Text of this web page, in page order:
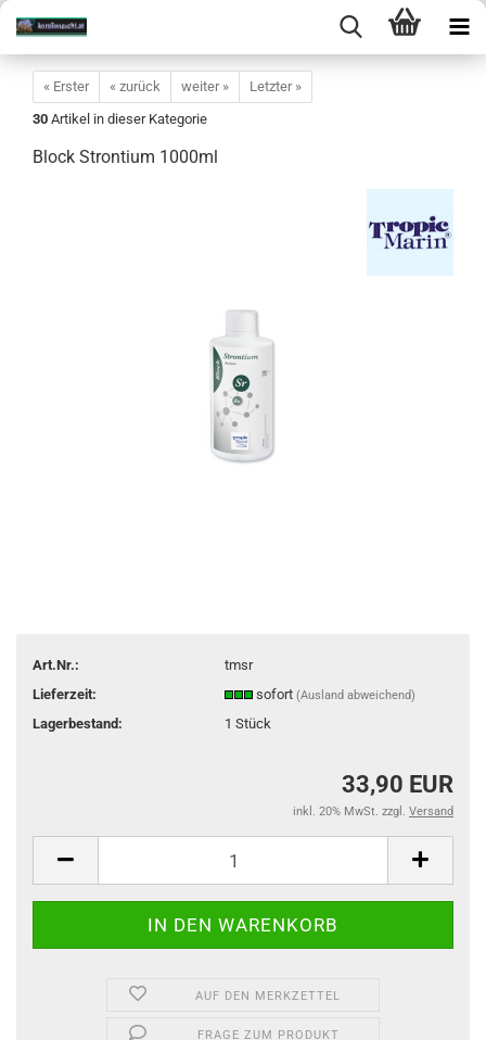
« Erster « zurück weiter »
Letzter »
30 Artikel in dieser Kategorie
Block Strontium 1000ml
Art.Nr.:
tmsr
Lieferzeit:
sofort (Ausland abweichend)
Lagerbestand: 1 Stück
33,90 EUR
inkl. 20% MwSt. zzgl. Versand
AUF DEN MERKZETTEL
FRAGE ZUM PRODUKT